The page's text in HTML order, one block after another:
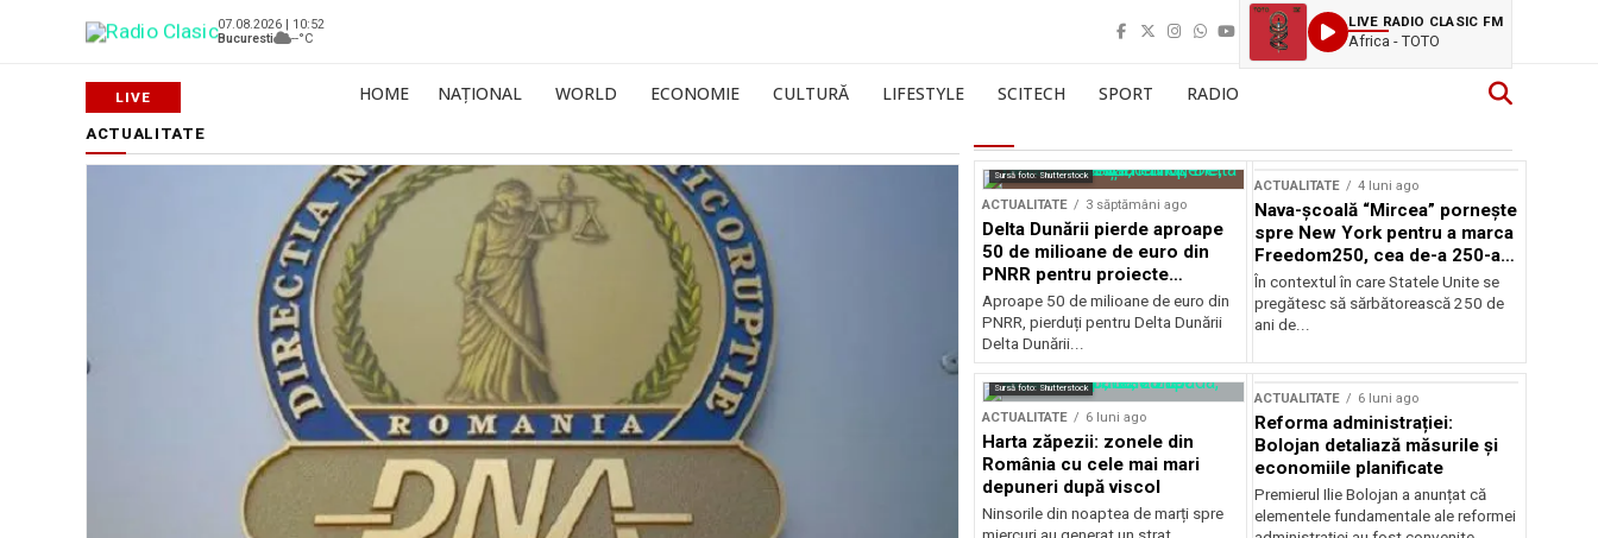
07.08.2026 | 10:52
Bucuresti
--°C
LIVE RADIO CLASIC FM
Africa - TOTO
HOME NAȚIONAL WORLD ECONOMIE CULTURĂ LIFESTYLE SCITECH SPORT RADIO
ACTUALITATE
Sursă foto: Shutterstock
ACTUALITATE 3 săptămâni ago
Delta Dunării pierde aproape
50 de milioane de euro din
PNRR pentru proiecte
esențiale
Aproape 50 de milioane de euro din
PNRR, pierduți pentru Delta Dunării
Delta Dunării...
ACTUALITATE 4 luni ago
Nava-școală “Mircea” pornește
spre New York pentru a marca
Freedom250, cea de-a 250-a
aniversare a Statelor Unite
În contextul în care Statele Unite se
pregătesc să sărbătorească 250 de
ani de...
Sursă foto: Shutterstock
ACTUALITATE 6 luni ago
Harta zăpezii: zonele din
România cu cele mai mari
depuneri după viscol
Ninsorile din noaptea de marți spre
ACTUALITATE 6 luni ago
Reforma administrației:
Bolojan detaliază măsurile și
economiile planificate
Premierul Ilie Bolojan a anunțat că
elementele fundamentale ale reformei